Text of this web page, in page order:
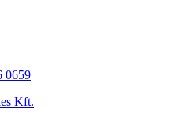
0659